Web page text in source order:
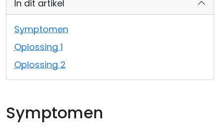
In dit artikel
Symptomen
Oplossing 1
Oplossing 2
Symptomen
Cloud & On-Premise